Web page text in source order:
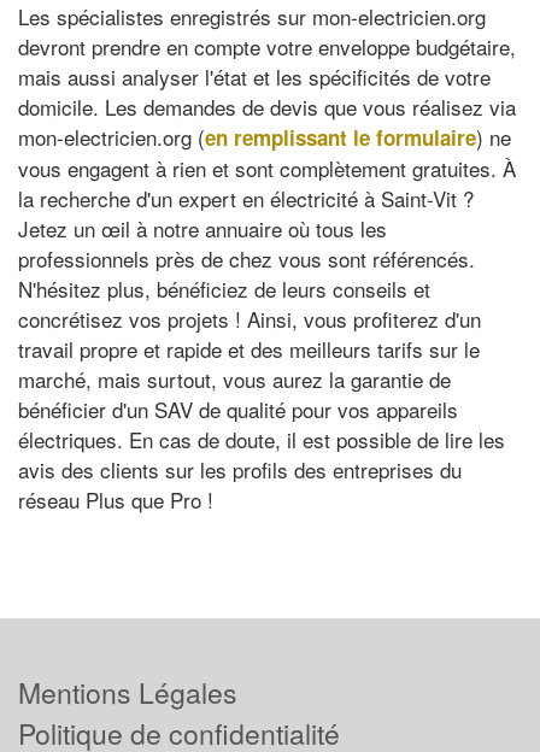
Les spécialistes enregistrés sur mon-electricien.org
devront prendre en compte votre enveloppe budgétaire,
mais aussi analyser l'état et les spécificités de votre
domicile. Les demandes de devis que vous réalisez via
mon-electricien.org (en remplissant le formulaire) ne
vous engagent à rien et sont complètement gratuites. À
la recherche d'un expert en électricité à Saint-Vit ?
Jetez un œil à notre annuaire où tous les
professionnels près de chez vous sont référencés.
N'hésitez plus, bénéficiez de leurs conseils et
concrétisez vos projets ! Ainsi, vous profiterez d'un
travail propre et rapide et des meilleurs tarifs sur le
marché, mais surtout, vous aurez la garantie de
bénéficier d'un SAV de qualité pour vos appareils
électriques. En cas de doute, il est possible de lire les
avis des clients sur les profils des entreprises du
réseau Plus que Pro !
Mentions Légales
Politique de confidentialité